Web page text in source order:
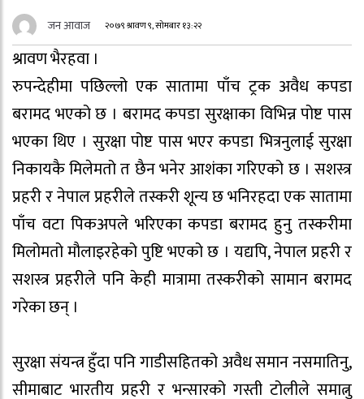
जन आवाज २०७९ श्रावण ९, सोमबार १३:२२
श्रावण भैरहवा ।
रुपन्देहीमा पछिल्लो एक सातामा पाँच ट्रक अवैध कपडा
बरामद भएको छ । बरामद कपडा सुरक्षाका विभिन्न पोष्ट पास
भएका थिए । सुरक्षा पोष्ट पास भएर कपडा भित्रनुलाई सुरक्षा
निकायकै मिलेमतो त छैन भनेर आशंका गरिएको छ । सशस्त्र
प्रहरी र नेपाल प्रहरीले तस्करी शून्य छ भनिरहदा एक सातामा
पाँच वटा पिकअपले भरिएका कपडा बरामद हुनु तस्करीमा
मिलोमतो मौलाइरहेको पुष्टि भएको छ । यद्यपि, नेपाल प्रहरी र
सशस्त्र प्रहरीले पनि केही मात्रामा तस्करीको सामान बरामद
गरेका छन् ।
सुरक्षा संयन्त्र हुँदा पनि गाडीसहितको अवैध समान नसमातिनु,
सीमाबाट भारतीय प्रहरी र भन्सारको गस्ती टोलीले समात्नु